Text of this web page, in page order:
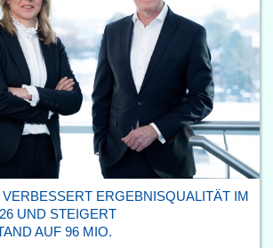
ERGEBNISQUALITÄT IM
UND STEIGERT
AUF 96 MIO.